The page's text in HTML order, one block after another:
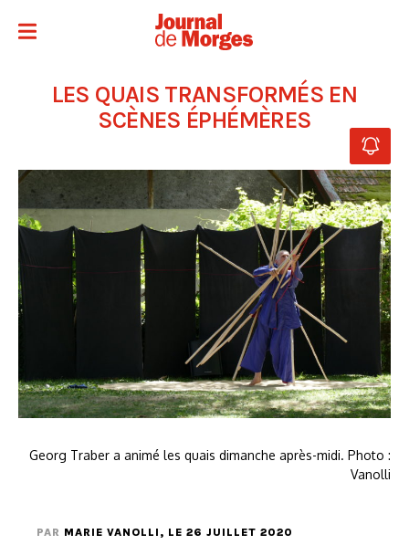
LES QUAIS TRANSFORMÉS EN
SCÈNES ÉPHÉMÈRES
Georg Traber a animé les quais dimanche après-midi. Photo :
Vanolli
PAR MARIE VANOLLI , LE 26 JUILLET 2020